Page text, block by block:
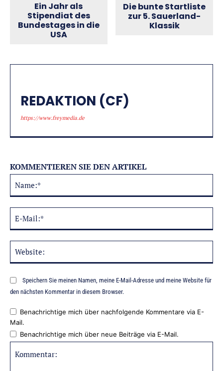
Ein Jahr als
Stipendiat des
Bundestages in die
USA
Die bunte Startliste
zur 5. Sauerland-
Klassik
REDAKTION (CF)
https://www.freymedia.de
KOMMENTIEREN SIE DEN ARTIKEL
Speichern Sie meinen Namen, meine E-Mail-Adresse und meine Website für
den nächsten Kommentar in diesem Browser.
Benachrichtige mich über nachfolgende Kommentare via E-
Mail.
Benachrichtige mich über neue Beiträge via E-Mail.